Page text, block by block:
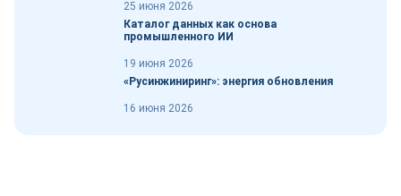
25 июня 2026
Каталог данных как основа
промышленного ИИ
19 июня 2026
«Русинжиниринг»: энергия обновления
16 июня 2026